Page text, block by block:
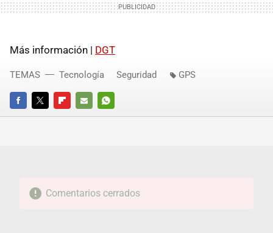
Más información | DGT
FACEBOOKTWITTERFLIPBOARD
E-
WHATSAPP
TEMAS Tecnología Seguridad GPS
Comentarios cerrados